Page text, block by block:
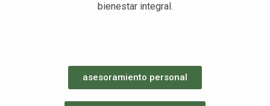
bienestar integral.
asesoramiento personal